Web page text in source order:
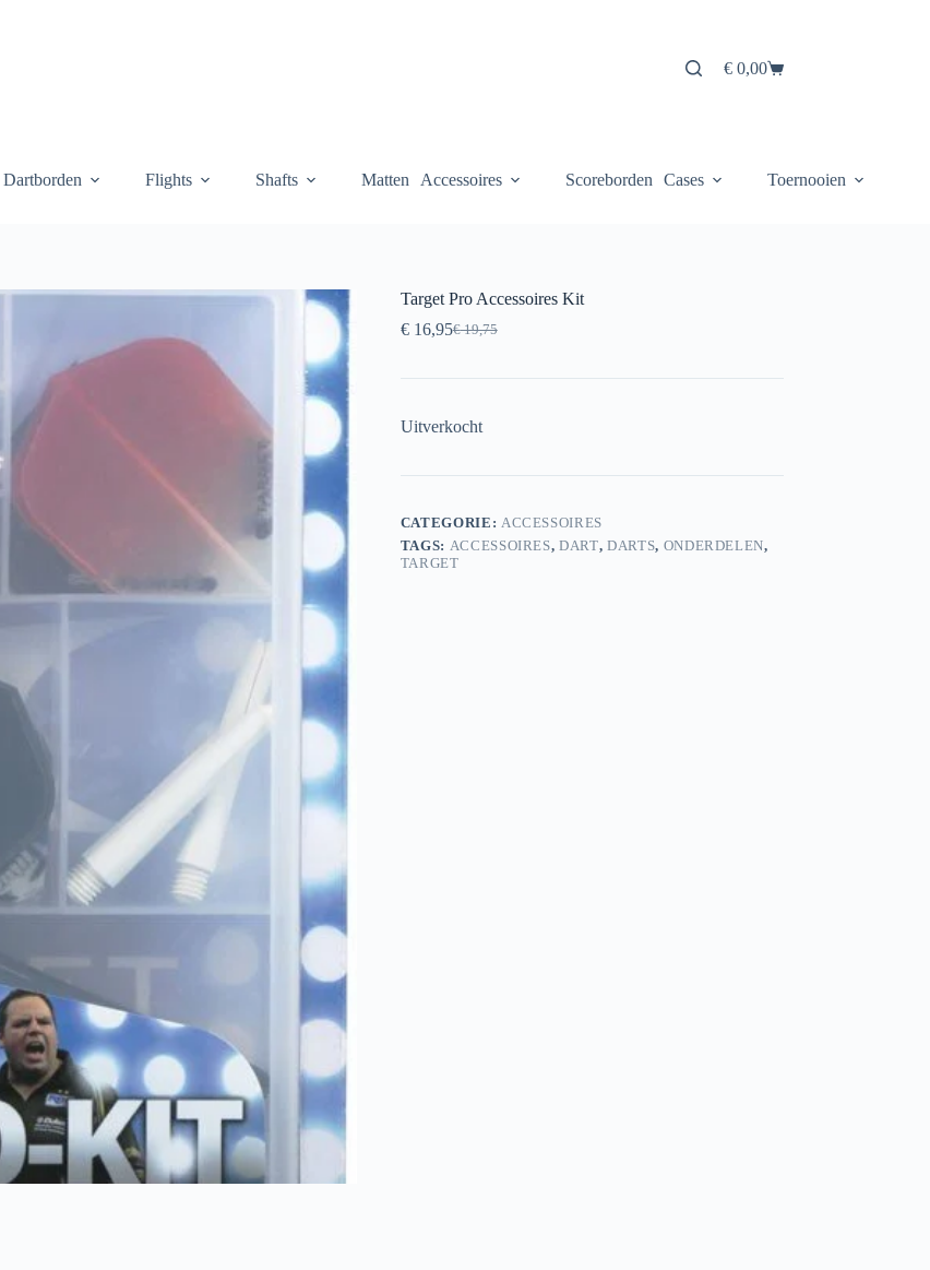
Winkelwagen
€0,00
Dartborden Flights Shafts Matten Accessoires Scoreborden Cases Toernooien
Target Pro Accessoires Kit
€19,75
Oorspronkelijke
was:
€16,95Huidige
is:
Uitverkocht
CATEGORIE: ACCESSOIRES
TAGS: ACCESSOIRES,DART,DARTS, ONDERDELEN,
TARGET